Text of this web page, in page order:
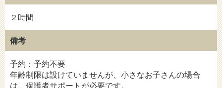
２時間
備考
予約：予約不要
年齢制限は設けていませんが、小さなお子さんの場合
は、保護者サポートが必要です。